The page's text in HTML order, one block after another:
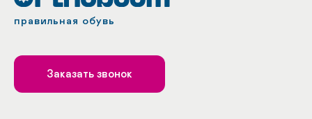
правильная обувь
Заказать звонок